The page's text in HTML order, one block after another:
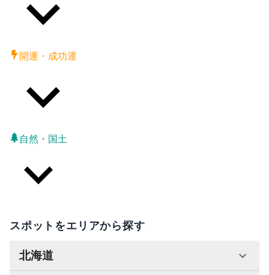
開運・成功運
自然・国土
スポットをエリアから探す
北海道